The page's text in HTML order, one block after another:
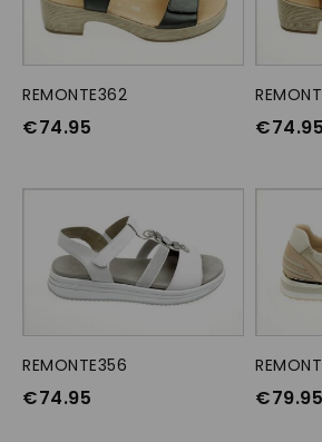
OPTIES SELECTEREN
REMONTE362
€74.95 €74.95
OPTIES SELECTEREN
REMONTE356
€74.95 €79.95